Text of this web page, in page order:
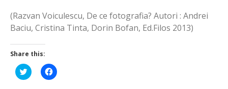
(Razvan Voiculescu, De ce fotografia? Autori : Andrei
Baciu, Cristina Tinta, Dorin Bofan, Ed.Filos 2013)
Share this:
Click
to
Click
to